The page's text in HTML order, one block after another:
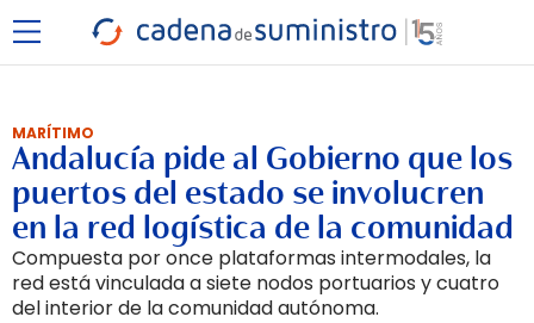
MARÍTIMO
Andalucía pide al Gobierno que los
puertos del estado se involucren
en la red logística de la comunidad
Compuesta por once plataformas intermodales, la
red está vinculada a siete nodos portuarios y cuatro
del interior de la comunidad autónoma.